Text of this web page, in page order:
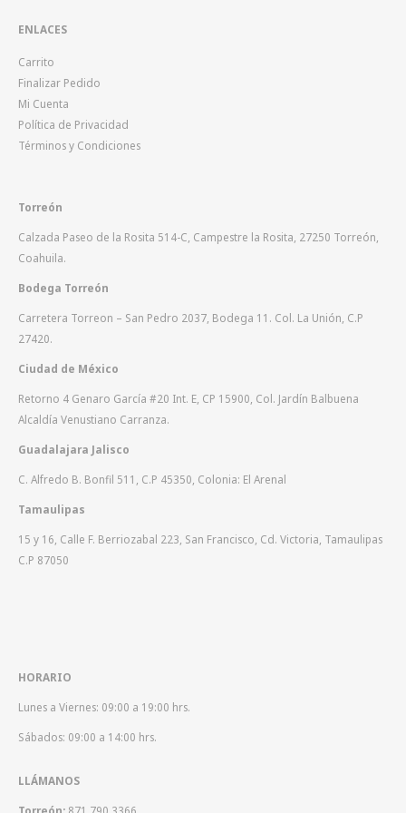
ENLACES
Carrito
Finalizar Pedido
Mi Cuenta
Política de Privacidad
Términos y Condiciones
Torreón
Calzada Paseo de la Rosita 514-C, Campestre la Rosita, 27250 Torreón,
Coahuila.
Bodega Torreón
Carretera Torreon – San Pedro 2037, Bodega 11. Col. La Unión, C.P
27420.
Ciudad de México
Retorno 4 Genaro García #20 Int. E, CP 15900, Col. Jardín Balbuena
Alcaldía Venustiano Carranza.
Guadalajara Jalisco
C. Alfredo B. Bonfil 511, C.P 45350, Colonia: El Arenal
Tamaulipas
15 y 16, Calle F. Berriozabal 223, San Francisco, Cd. Victoria, Tamaulipas
C.P 87050
HORARIO
Lunes a Viernes: 09:00 a 19:00 hrs.
Sábados: 09:00 a 14:00 hrs.
LLÁMANOS
Torreón: 871 790 3366